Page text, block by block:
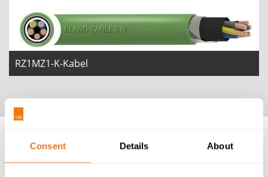
Consent Details About
RZ1MZ1-K-Kabel